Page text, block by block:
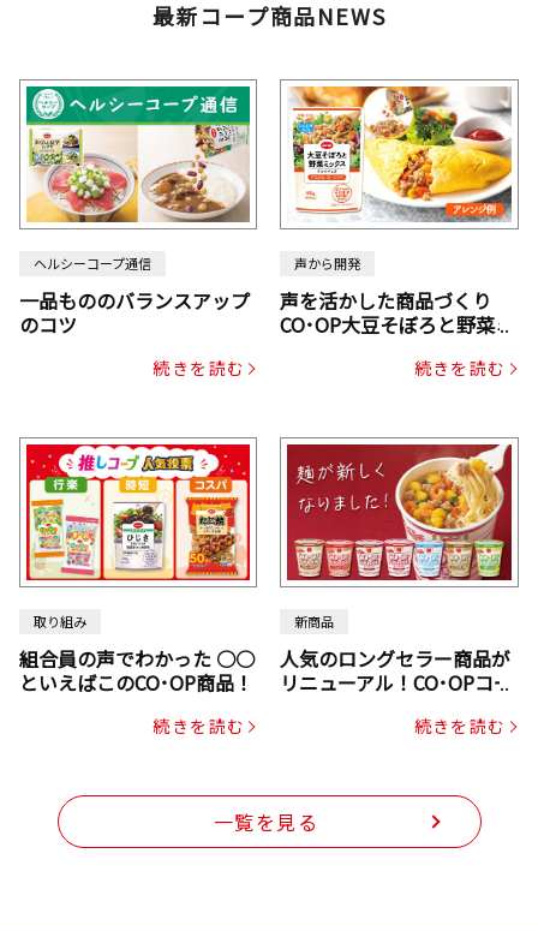
最新コープ商品NEWS
ヘルシーコープ通信
一品もののバランスアップ
のコツ
続きを読む
声から開発
声を活かした商品づくり
CO･OP大豆そぼろと野菜ミ
じん・コーン入り）続きを読む
取り組み
組合員の声でわかった ○○
といえばこのCO･OP商品！
続きを読む
新商品
人気のロングセラー商品が
リニューアル！CO･OPコー
続きを読む
一覧を見る